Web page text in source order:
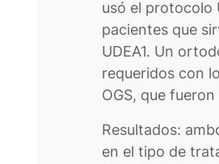
usó el protocolo
pacientes que
UDEA1. Un
requeridos con
OGS, que
Resultados:
en el tipo de